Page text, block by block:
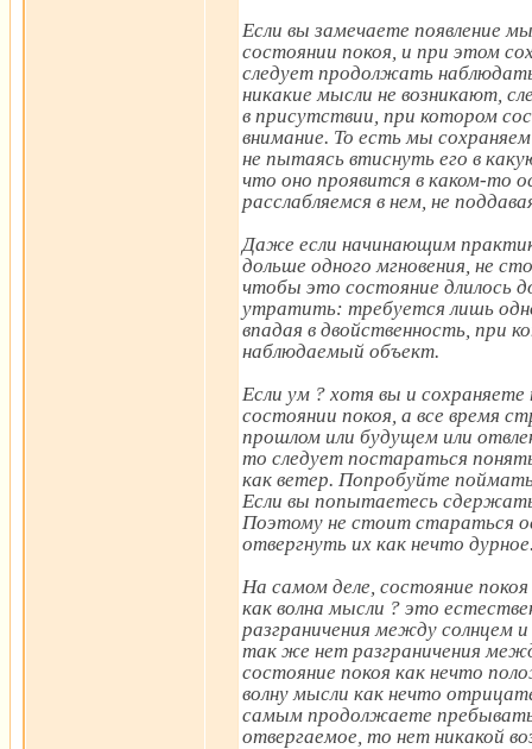
Если вы замечаете появление
состоянии покоя, и при этом
следует продолжать
никакие мысли не возникают,
в присутствии, при котором
внимание. То есть мы
не пытаясь втиснуть его в
что оно проявится в каком-то
расслабляемся в нем, не
Даже если начинающим
дольше одного мгновения, не
чтобы это состояние длилось
утратить: требуется лишь
впадая в двойственность, при
наблюдаемый объект.
Если ум ? хотя вы и
состоянии покоя, а все время
прошлом или будущем или
то следует постараться
как ветер. Попробуйте
Если вы попытаетесь
Поэтому не стоит стараться
отвергнуть их как нечто
На самом деле, состояние
как волна мысли ? это
разграничения между солнцем
так же нет разграничения
состояние покоя как нечто
волну мысли как нечто
самым продолжаете пребывать
отвергаемое, то нет никакой